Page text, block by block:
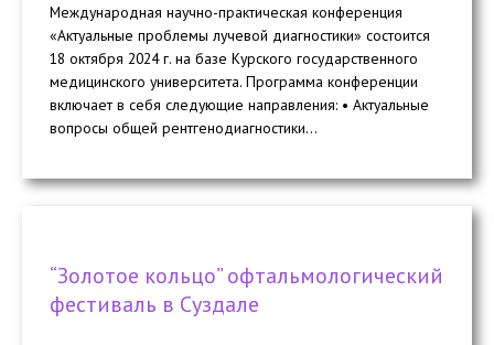
Международная научно-практическая конференция
«Актуальные проблемы лучевой диагностики» состоится
18 октября 2024 г. на базе Курского государственного
медицинского университета. Программа конференции
включает в себя следующие направления: • Актуальные
вопросы общей рентгенодиагностики...
“Золотое кольцо” офтальмологический
фестиваль в Суздале